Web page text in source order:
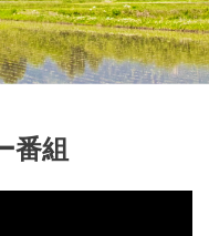
番組